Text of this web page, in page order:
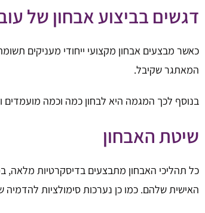
דגשים בביצוע אבחון של
כאשר מבצעים אבחון מקצועי ייחודי מעניקים
המאתגר שקיבל.
בנוסף לכך המגמה היא לבחון כמה וכמה מועמדים
שיטת האבחון
כל תהליכי האבחון מתבצעים בדיסקרטיות מלאה,
האישית שלהם. כמו כן נערכות סימולציות